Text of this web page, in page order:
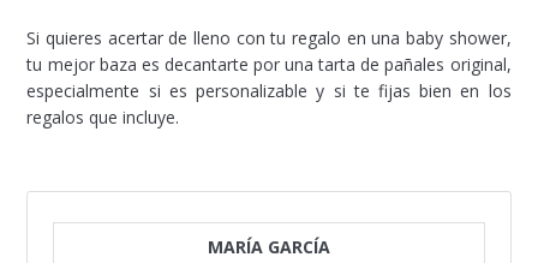
Si quieres acertar de lleno con tu regalo en una baby shower,
tu mejor baza es decantarte por una tarta de pañales original,
especialmente si es personalizable y si te fijas bien en los
regalos que incluye.
MARÍA GARCÍA